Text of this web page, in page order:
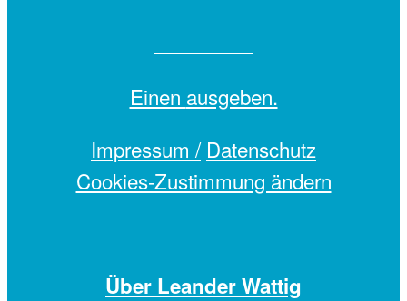
Einen ausgeben.
Impressum / Datenschutz
Cookies-Zustimmung ändern
Über Leander Wattig